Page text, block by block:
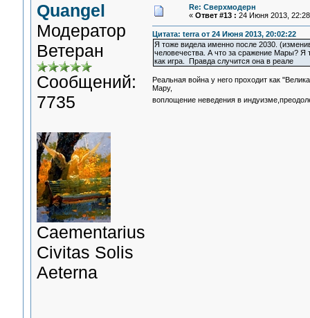
Quangel
Модератор
Ветеран
Сообщений:
7735
Сaementarius
Civitas Solis
Aeterna
Re: Сверхмодерн
« Ответ #13 : 24 Июня 2013,
Цитата: terra от 24 Июня 2013, 20:02:22
Я тоже видела именно после 2030.
человечества. А что за сражение Мары? Я
как игра. Правда случится она в реале
Реальная война у него проходит как
Мару,
воплощение неведения в